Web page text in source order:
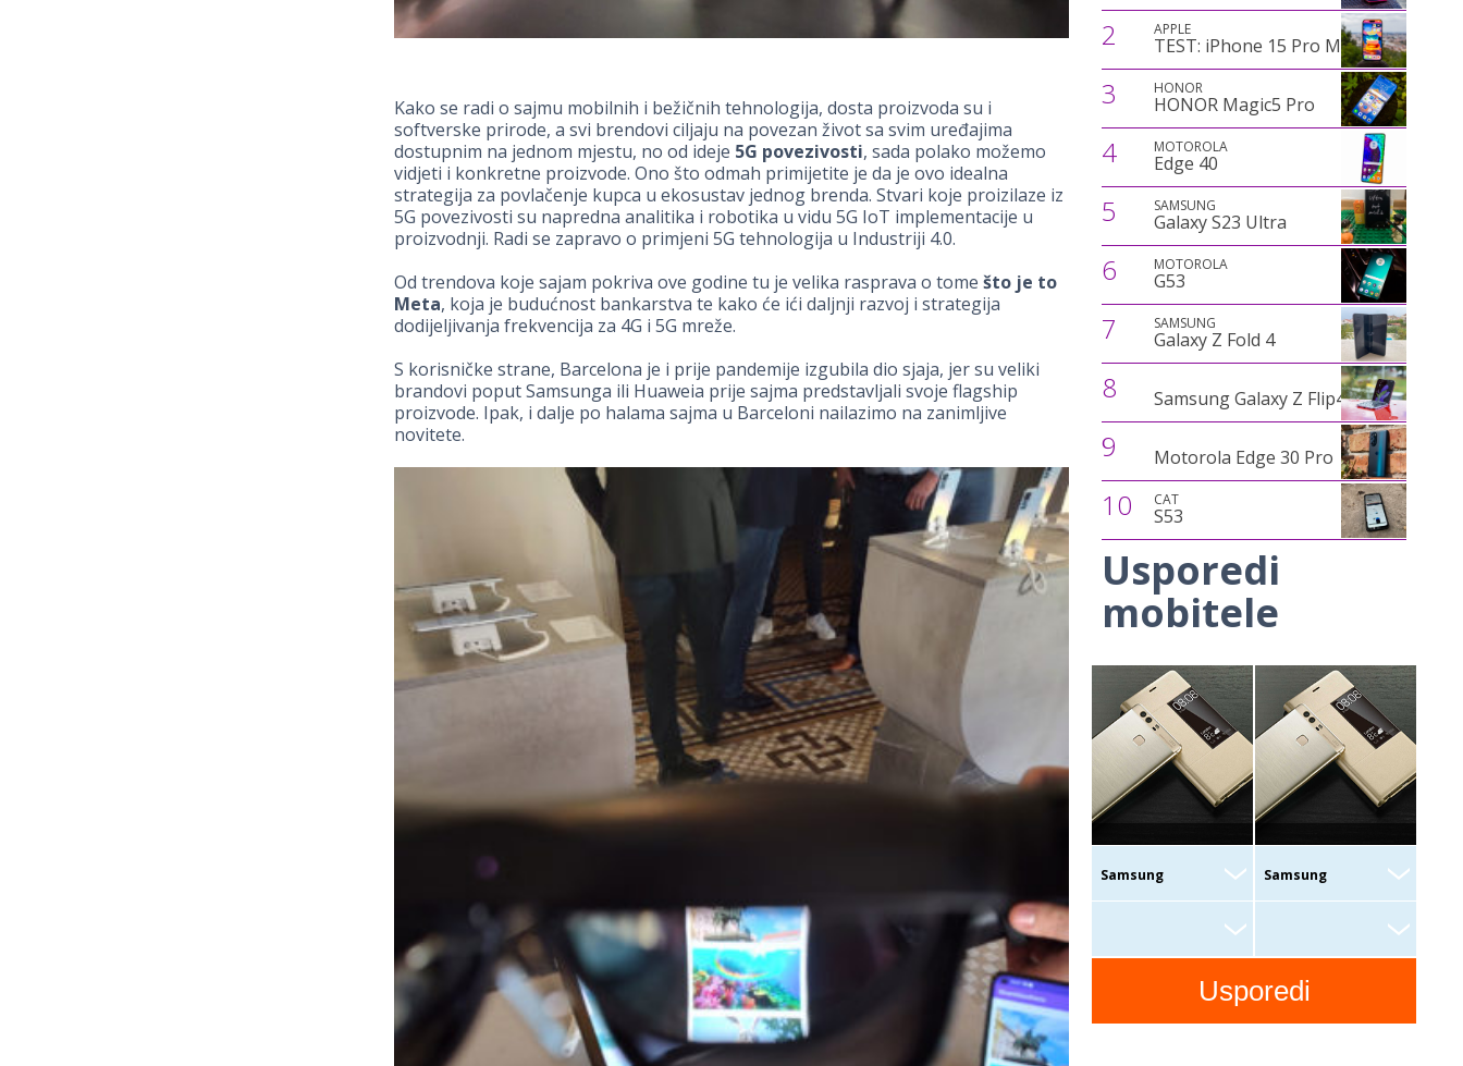
Kako se radi o sajmu mobilnih i bežičnih tehnologija, dosta proizvoda su i
softverske prirode, a svi brendovi ciljaju na povezan život sa svim uređajima
dostupnim na jednom mjestu, no od ideje 5G povezivosti, sada polako možemo
vidjeti i konkretne proizvode. Ono što odmah primijetite je da je ovo idealna
strategija za povlačenje kupca u ekosustav jednog brenda. Stvari koje proizilaze iz
5G povezivosti su napredna analitika i robotika u vidu 5G IoT implementacije u
proizvodnji. Radi se zapravo o primjeni 5G tehnologija u Industriji 4.0.
Od trendova koje sajam pokriva ove godine tu je velika rasprava o tome što je to
Meta, koja je budućnost bankarstva te kako će ići daljnji razvoj i strategija
dodijeljivanja frekvencija za 4G i 5G mreže.
S korisničke strane, Barcelona je i prije pandemije izgubila dio sjaja, jer su veliki
brandovi poput Samsunga ili Huaweia prije sajma predstavljali svoje flagship
proizvode. Ipak, i dalje po halama sajma u Barceloni nailazimo na zanimljive
novitete.
2 APPLE
TEST: iPhone 15 Pro Max
3 HONOR
HONOR Magic5 Pro
4 MOTOROLA
Edge 40
5 SAMSUNG
Galaxy S23 Ultra
6 MOTOROLA
G53
7 SAMSUNG
Galaxy Z Fold 4
8 Samsung Galaxy Z Flip4
9 Motorola Edge 30 Pro
10 CAT
S53
Usporedi
mobitele